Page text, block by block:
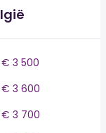
€ 3 500
€ 3 600
€ 3 700